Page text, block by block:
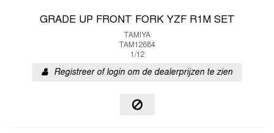
GRADE UP FRONT FORK YZF R1M SET
TAMIYA
TAM12684
1/12
Registreer of login om de dealerprijzen te zien